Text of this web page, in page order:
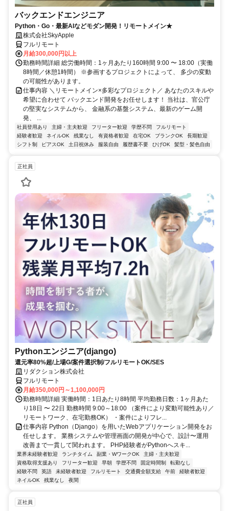
バックエンドエンジニア
Python・Go・最新AIなどモダン開発！リモートメイン★
株式会社SkyApple
フルリモート
月給300,000円以上
勤務時間詳細 総労働時間：1ヶ月あたり160時間 9:00 〜 18:00（実働
8時間／休憩1時間） ※参画するプロジェクトによって、 多少の変動
の可能性があります。
仕事内容 ＼リモートメイン×多彩なプロジェクト／ あなたのスキルや
希望に合わせて バックエンド開発をお任せします！ 当社は、官公庁
の堅実なシステムから、 金融系の基盤システム、最新のゲーム開
発、 ...
社員登用あり 主婦・主夫歓迎 フリーター歓迎 学歴不問
フルリモート
経験者歓迎
ネイルOK 残業なし 有資格者歓迎 在宅OK ブランクOK
長期歓迎
シフト制
ピアスOK 土日祝休み 服装自由 履歴書不要 ひげOK 髪型・髪色自由
正社員
Pythonエンジニア(django)
還元率80%超/上場G/案件選択制/フルリモートOK/SES
リダクション株式会社
フルリモート
月給350,000円～1,100,000円
勤務時間詳細 実働時間：1日あたり8時間 平均勤務日数：1ヶ月あた
り18日 〜 22日 勤務時間 9:00～18:00 （案件により変動可能性あり／
リモートワーク、在宅勤務OK） ・案件によりフレ...
仕事内容 Python（Django）を用いたWebアプリケーション開発をお
任せします。 業務システムや管理画面の開発が中心で、設計〜運用
改善まで一貫して関われます。 PHP経験者がPythonへスキ...
業界未経験者歓迎 ランチタイム 副業・WワークOK
主婦・主夫歓迎
資格取得支援あり
フリーター歓迎 早朝 学歴不問 固定時間制
転勤なし
経験不問
英語 未経験者歓迎 フルリモート 交通費全額支給 午前
経験者歓迎
ネイルOK
残業なし 夜間
正社員